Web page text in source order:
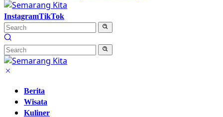
InstagramTikTok
Berita
Wisata
Kuliner